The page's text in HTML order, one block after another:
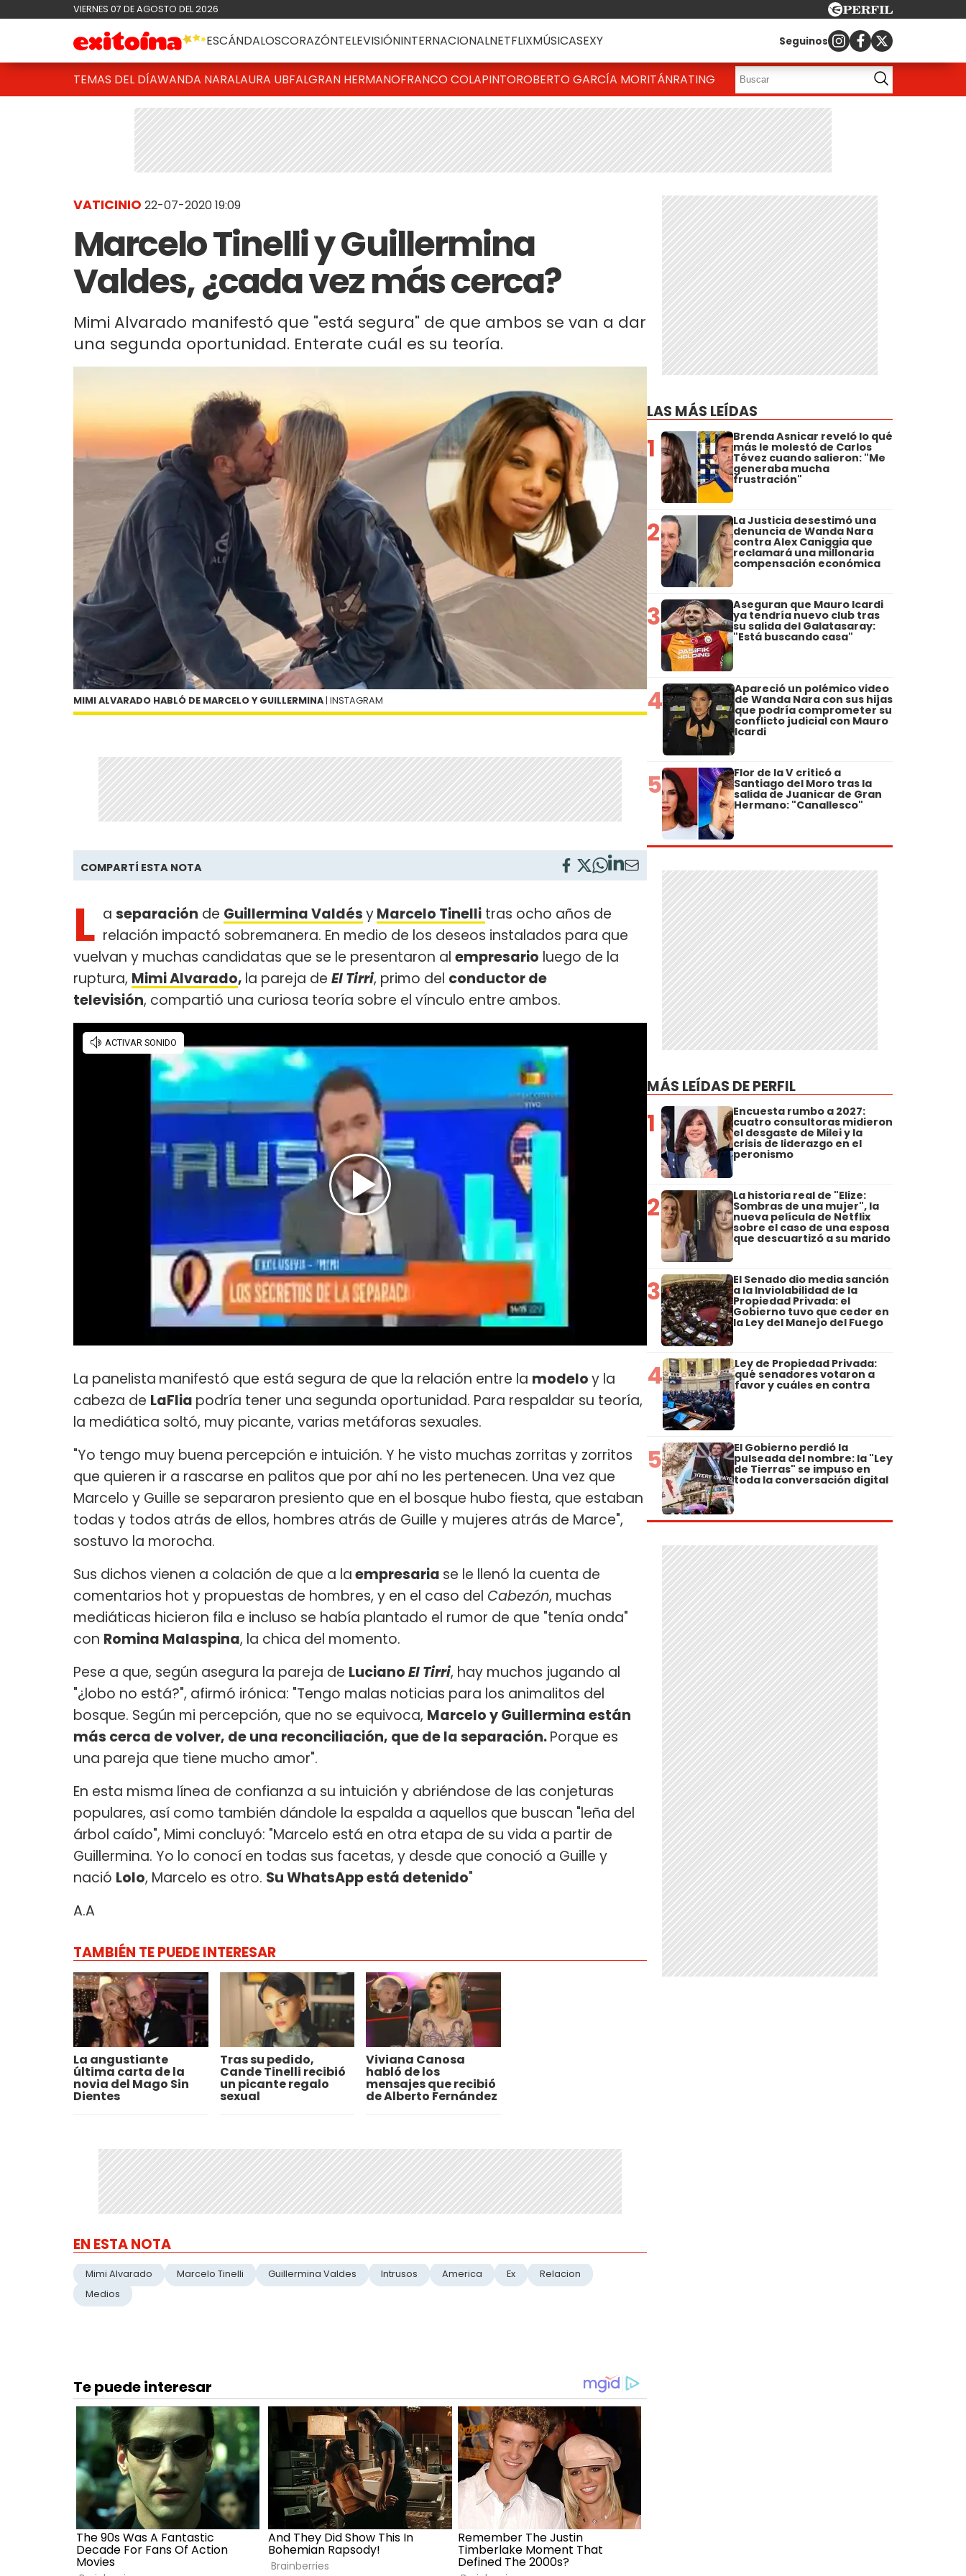
VIERNES 07 DE AGOSTO DEL 2026
ESCÁNDALOSCORAZÓNTELEVISIÓNINTERNACIONALNETFLIXMÚSICASEXY Seguinos
TEMAS DEL DÍAWANDA NARALAURA UBFALGRAN HERMANOFRANCO COLAPINTOROBERTO GARCÍA MORITÁNRATING
VATICINIO 22-07-2020 19:09
Marcelo Tinelli y Guillermina
Valdes, ¿cada vez más cerca?
Mimi Alvarado manifestó que "está segura" de que ambos se van a dar
una segunda oportunidad. Enterate cuál es su teoría.
MIMI ALVARADO HABLÓ DE MARCELO Y GUILLERMINA | INSTAGRAM
COMPARTÍ ESTA NOTA
L a separación de Guillermina ValdésyMarcelo Tinelli tras ocho años de
relación impactó sobremanera. En medio de los deseos instalados para que
vuelvan y muchas candidatas que se le presentaron al empresario luego de la
ruptura, Mimi Alvarado, la pareja de El Tirri, primo del conductor de
televisión, compartió una curiosa teoría sobre el vínculo entre ambos.
La panelista manifestó que está segura de que la relación entre la modeloy la
cabeza de LaFlia podría tener una segunda oportunidad. Para respaldar su teoría,
la mediática soltó, muy picante, varias metáforas sexuales.
"Yo tengo muy buena percepción e intuición. Y he visto muchas zorritas y zorritos
que quieren ir a rascarse en palitos que por ahí no les pertenecen. Una vez que
Marcelo y Guille se separaron presiento que en el bosque hubo fiesta, que estaban
todas y todos atrás de ellos, hombres atrás de Guille y mujeres atrás de Marce",
sostuvo la morocha.
Sus dichos vienen a colación de que a laempresaria se le llenó la cuenta de
comentarios hot y propuestas de hombres, y en el caso del Cabezón, muchas
mediáticas hicieron fila e incluso se había plantado el rumor de que "tenía onda"
con Romina Malaspina, la chica del momento.
Pese a que, según asegura la pareja de LucianoEl Tirri, hay muchos jugando al
"¿lobo no está?", afirmó irónica: "Tengo malas noticias para los animalitos del
bosque. Según mi percepción, que no se equivoca, Marcelo y Guillermina están
más cerca de volver, de una reconciliación, que de la separación.Porque es
una pareja que tiene mucho amor".
En esta misma línea de confianza a su intuición y abriéndose de las conjeturas
populares, así como también dándole la espalda a aquellos que buscan "leña del
árbol caído", Mimi concluyó: "Marcelo está en otra etapa de su vida a partir de
Guillermina. Yo lo conocí en todas sus facetas, y desde que conoció a Guille y
nació Lolo, Marcelo es otro. Su WhatsApp está detenido"
A.A
TAMBIÉN TE PUEDE INTERESAR
La angustiante
última carta de la
novia del Mago Sin
Dientes
Tras su pedido,
Cande Tinelli recibió
un picante regalo
sexual
Viviana Canosa
habló de los
mensajes que recibió
de Alberto Fernández
EN ESTA NOTA
Mimi Alvarado Marcelo Tinelli Guillermina Valdes Intrusos America Ex
Relacion
Medios
LAS MÁS LEÍDAS
1 Brenda Asnicar reveló lo qué
más le molestó de Carlos
Tévez cuando salieron: "Me
generaba mucha
frustración"
2 La Justicia desestimó una
denuncia de Wanda Nara
contra Alex Caniggia que
reclamará una millonaria
compensación económica
3 Aseguran que Mauro Icardi
ya tendría nuevo club tras
su salida del Galatasaray:
"Está buscando casa"
4 Apareció un polémico video
de Wanda Nara con sus hijas
que podría comprometer su
conflicto judicial con Mauro
Icardi
5 Flor de la V criticó a
Santiago del Moro tras la
salida de Juanicar de Gran
Hermano: "Canallesco"
MÁS LEÍDAS DE PERFIL
1 Encuesta rumbo a 2027:
cuatro consultoras midieron
el desgaste de Milei y la
crisis de liderazgo en el
peronismo
2 La historia real de "Elize:
Sombras de una mujer", la
nueva película de Netflix
sobre el caso de una esposa
que descuartizó a su marido
3 El Senado dio media sanción
a la Inviolabilidad de la
Propiedad Privada: el
Gobierno tuvo que ceder en
la Ley del Manejo del Fuego
4 Ley de Propiedad Privada:
qué senadores votaron a
favor y cuáles en contra
5 El Gobierno perdió la
pulseada del nombre: la "Ley
de Tierras" se impuso en
toda la conversación digital